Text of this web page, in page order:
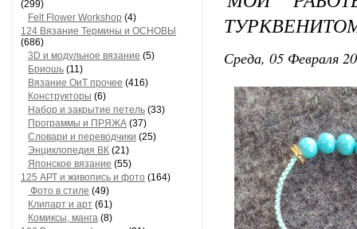
(299)
Felt Flower Workshop (4)
124 Вязание Термины и ОСНОВЫ
(686)
3D и модульное вязание (5)
Бриошь (11)
Вязание ОиТ прочее (416)
Конструкторы (6)
Набор и закрытие петель (33)
Программы и ПРЯЖА (37)
Словари и переводчики (25)
Энциклопедия ВК (21)
Японское вязание (55)
125 АРТ и живопись и фото (164)
Фото в стиле (49)
Клипарт и арт (61)
Комиксы, манга (8)
Среда, 05 Февраля